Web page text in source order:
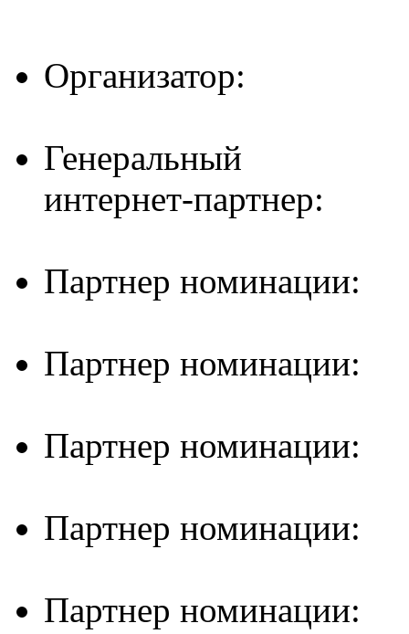
Организатор:
Генеральный
интернет-партнер:
Партнер номинации:
Партнер номинации:
Партнер номинации:
Партнер номинации:
Партнер номинации: